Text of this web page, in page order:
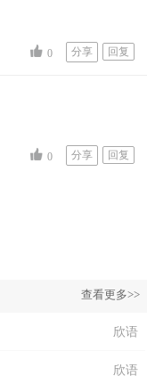
0 分享 回复
0 分享 回复
查看更多>>
欣语
欣语